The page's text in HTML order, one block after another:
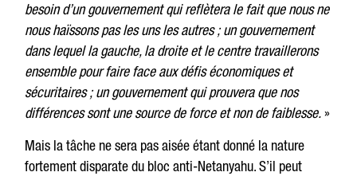
besoin d’un gouvernement qui reflètera le fait que nous ne
nous haïssons pas les uns les autres ; un gouvernement
dans lequel la gauche, la droite et le centre travaillerons
ensemble pour faire face aux défis économiques et
sécuritaires ; un gouvernement qui prouvera que nos
différences sont une source de force et non de faiblesse.»
Mais la tâche ne sera pas aisée étant donné la nature
fortement disparate du bloc anti-Netanyahu. S’il peut